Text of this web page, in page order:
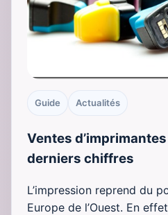
Guide Actualités
Ventes
derniers chiffres
L’impression reprend du
Europe de l’Ouest. En